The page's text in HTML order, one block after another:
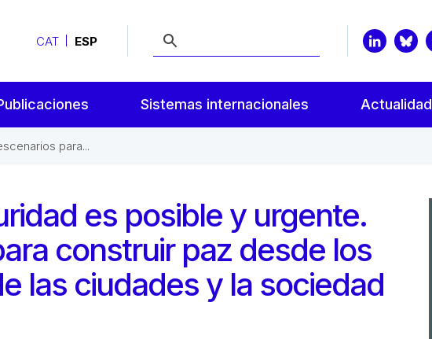
CAT ESP
Sistemas internacionales Actualidad
para...
es posible y urgente.
construir paz desde los
las ciudades y la sociedad